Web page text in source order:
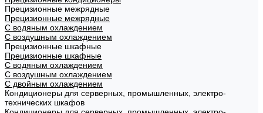
Прецизионные межрядные
Прецизионные межрядные
С водяным охлаждением
С воздушным охлаждением
Прецизионные шкафные
Прецизионные шкафные
С водяным охлаждением
С воздушным охлаждением
С двойным охлаждением
Кондиционеры для серверных, промышленных, электро-
технических шкафов